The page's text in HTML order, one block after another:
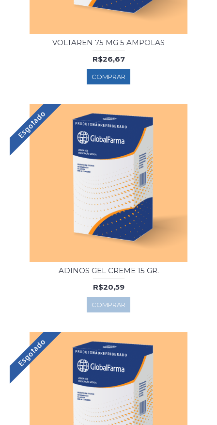
VOLTAREN 75 MG 5 AMPOLAS
R$26,67
COMPRAR
Esgotado
ADINOS GEL CREME 15 GR.
R$20,59
COMPRAR
Esgotado